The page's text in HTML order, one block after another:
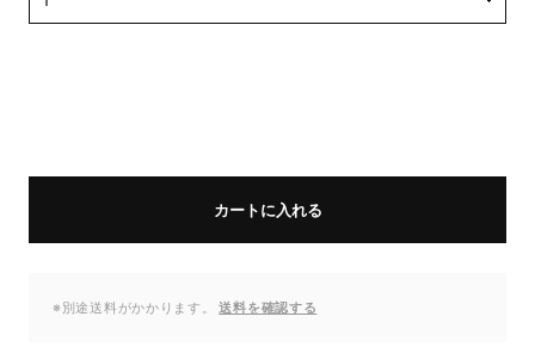
カートに入れる
※別途送料がかかります。 送料を確認する